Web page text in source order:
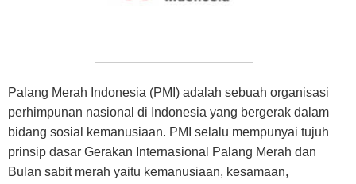
Palang Merah Indonesia (PMI) adalah sebuah organisasi
perhimpunan nasional di Indonesia yang bergerak dalam
bidang sosial kemanusiaan. PMI selalu mempunyai tujuh
prinsip dasar Gerakan Internasional Palang Merah dan
Bulan sabit merah yaitu kemanusiaan, kesamaan,